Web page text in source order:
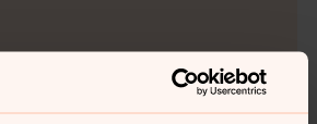
Bild